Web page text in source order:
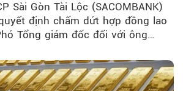
Sài Gòn Tài Lộc (SACOMBANK)
định chấm dứt hợp đồng lao
Tổng giám đốc đối với ông